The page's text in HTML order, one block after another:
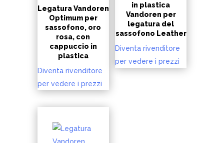
Legatura Vandoren
Optimum per
sassofono, oro
rosa, con
cappuccio in
plastica
Diventa rivenditore
per vedere i prezzi
in plastica
Vandoren per
legatura del
sassofono Leather
Diventa rivenditore
per vedere i prezzi